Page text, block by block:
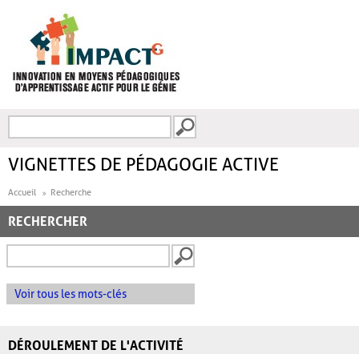
FORMULAIRE DE
VIGNETTES DE PÉDAGOGIE ACTIVE
Accueil Recherche
RECHERCHER
Voir tous les mots-clés
DÉROULEMENT DE L'ACTIVITÉ